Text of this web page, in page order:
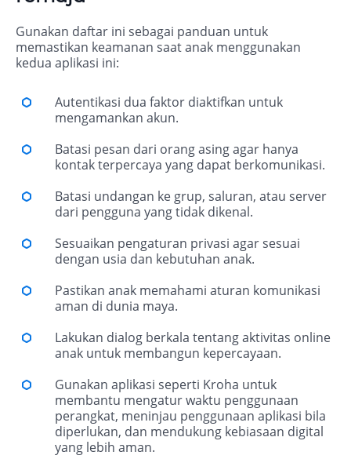
Gunakan daftar ini sebagai panduan untuk
memastikan keamanan saat anak menggunakan
kedua aplikasi ini:
Autentikasi dua faktor diaktifkan untuk
mengamankan akun.
Batasi pesan dari orang asing agar hanya
kontak terpercaya yang dapat berkomunikasi.
Batasi undangan ke grup, saluran, atau server
dari pengguna yang tidak dikenal.
Sesuaikan pengaturan privasi agar sesuai
dengan usia dan kebutuhan anak.
Pastikan anak memahami aturan komunikasi
aman di dunia maya.
Lakukan dialog berkala tentang aktivitas online
anak untuk membangun kepercayaan.
Gunakan aplikasi seperti Kroha untuk
membantu mengatur waktu penggunaan
perangkat, meninjau penggunaan aplikasi bila
diperlukan, dan mendukung kebiasaan digital
yang lebih aman.